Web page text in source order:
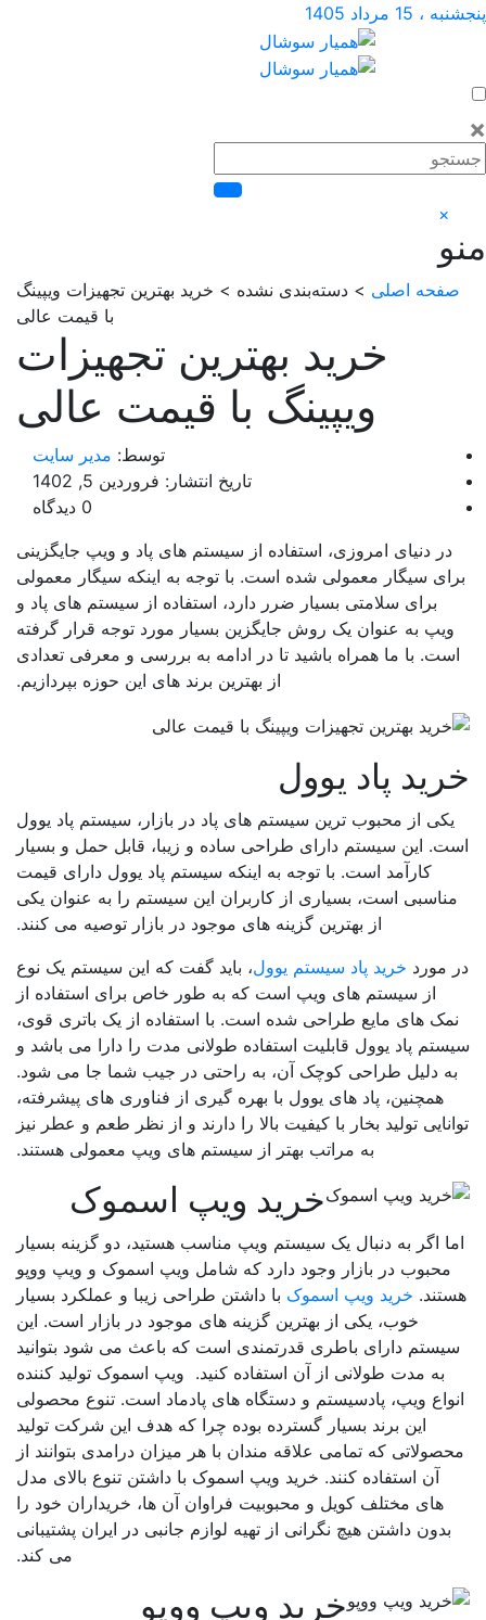
مرداد 1405
اصلی> دسته‌بندی نشده > خرید بهترین تجهیزات ویپینگ
با قیمت عالی
خرید بهترین تجهیزات
ویپینگ با قیمت عالی
توسط:مدیر سایت
تاریخ انتشار: فروردین 5, 1402
در دنیای امروزی، استفاده از سیستم های پاد و ویپ جایگزینی
سیگار معمولی شده است. با توجه به اینکه سیگار معمولی
برای سلامتی بسیار ضرر دارد، استفاده از سیستم های پاد و
ویپ به عنوان یک روش جایگزین بسیار مورد توجه قرار گرفته
با ما همراه باشید تا در ادامه به بررسی و معرفی تعدادی
از بهترین برند های این حوزه بپردازیم.
پاد یوول
یکی از محبوب ترین سیستم های پاد در بازار، سیستم پاد یوول
این سیستم دارای طراحی ساده و زیبا، قابل حمل و بسیار
کارآمد است. با توجه به اینکه سیستم پاد یوول دارای قیمت
است، بسیاری از کاربران این سیستم را به عنوان یکی
از بهترین گزینه های موجود در بازار توصیه می کنند.
موردخرید پاد سیستم یوول، باید گفت که این سیستم یک نوع
از سیستم های ویپ است که به طور خاص برای استفاده از
های مایع طراحی شده است. با استفاده از یک باتری قوی،
پاد یوول قابلیت استفاده طولانی مدت را دارا می باشد و
دلیل طراحی کوچک آن، به راحتی در جیب شما جا می شود.
همچنین، پاد های یوول با بهره گیری از فناوری های پیشرفته،
تولید بخار با کیفیت بالا را دارند و از نظر طعم و عطر نیز
به مراتب بهتر از سیستم های ویپ معمولی هستند.
خرید ویپ اسموک
اگر به دنبال یک سیستم ویپ مناسب هستید، دو گزینه بسیار
محبوب در بازار وجود دارد که شامل ویپ اسموک و ویپ ووپو
خرید ویپ اسموکبا داشتن طراحی زیبا و عملکرد بسیار
خوب، یکی از بهترین گزینه های موجود در بازار است. این
دارای باطری قدرتمندی است که باعث می شود بتوانید
به مدت طولانی از آن استفاده کنید. ویپ اسموک تولید کننده
ویپ، پادسیستم و دستگاه های پادماد است. تنوع محصولی
این برند بسیار گسترده بوده چرا که هدف این شرکت تولید
که تمامی علاقه مندان با هر میزان درامدی بتوانند از
آن استفاده کنند. خرید ویپ اسموک با داشتن تنوع بالای مدل
های مختلف کویل و محبوبیت فراوان آن ها، خریداران خود را
بدون داشتن هیچ نگرانی از تهیه لوازم جانبی در ایران پشتیبانی
می کند.
خرید ویپ ووپو